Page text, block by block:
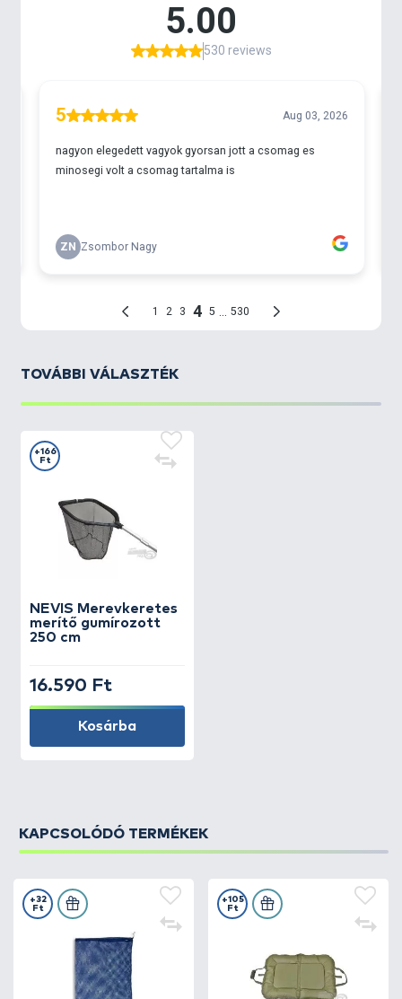
TOVÁBBI VÁLASZTÉK
NEVIS Merevkeretes
merítő gumírozott
250 cm
+166
Ft
16.590 Ft
Kosárba
KAPCSOLÓDÓ TERMÉKEK
+32
Ft
+105
Ft